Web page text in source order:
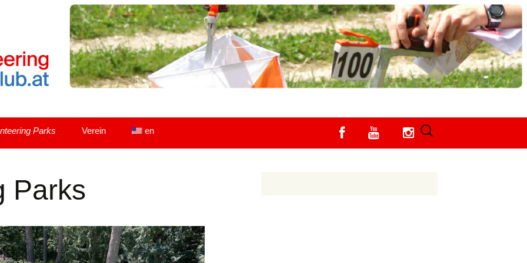
Orienteering
und Umgebung
Styrian Orienteering-
Days 2018
Parks Verein
Checkliste
Kontakt
en
Search
for:
Parks